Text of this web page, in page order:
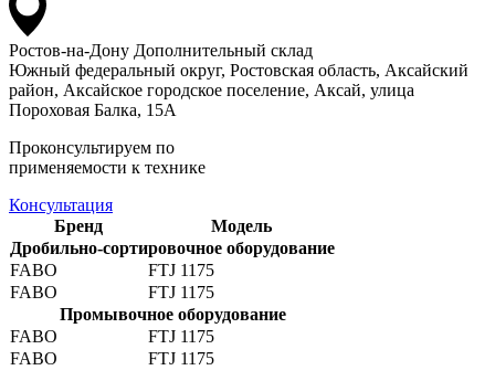
Ростов-на-Дону Дополнительный склад
Южный федеральный округ, Ростовская область, Аксайский
район, Аксайское городское поселение, Аксай, улица
Пороховая Балка, 15А
Проконсультируем по
применяемости к технике
Консультация
Бренд
Модель
Дробильно-сортировочное оборудование
FABO
FTJ 1175
FABO
FTJ 1175
Промывочное оборудование
FABO
FTJ 1175
FABO
FTJ 1175